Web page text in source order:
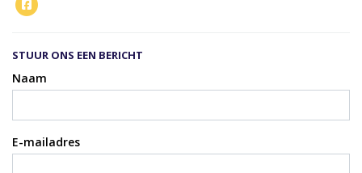
STUUR ONS EEN BERICHT
Naam
E-mailadres